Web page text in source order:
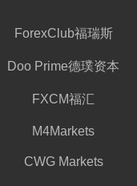
ForexClub福瑞斯
Doo Prime德璞资本
FXCM福汇
M4Markets
CWG Markets